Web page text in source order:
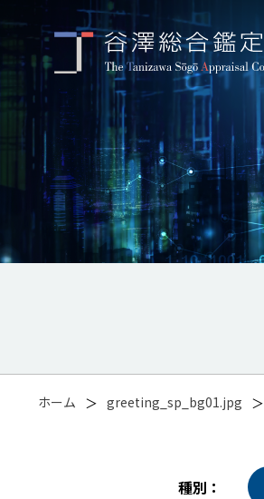
ホーム ＞ greeting_sp_bg01.jpg ＞
種別